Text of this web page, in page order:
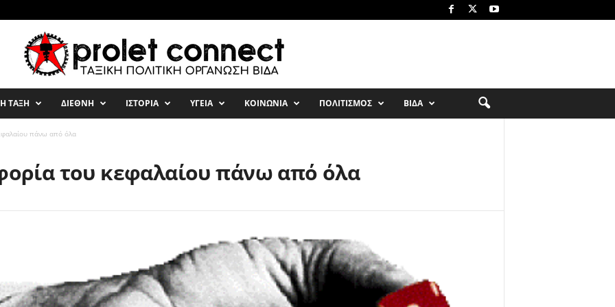
ΤΑΞΗ ΔΙΕΘΝΗ ΙΣΤΟΡΙΑ ΥΓΕΙΑ ΚΟΙΝΩΝΙΑ ΠΟΛΙΤΙΣΜΟΣ ΒΙΔΑ
πάνω από όλα
του κεφαλαίου πάνω από όλα